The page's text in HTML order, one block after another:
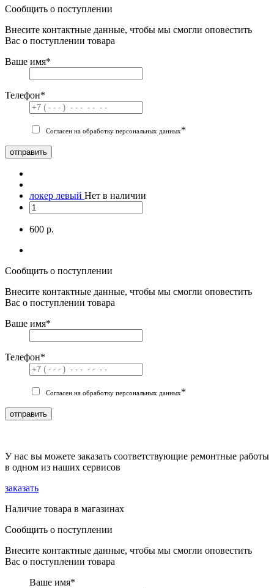
Сообщить о поступлении
Внесите контактные данные, чтобы мы смогли оповестить
Вас о поступлении товара
Ваше имя*
Телефон*
Согласен на обработку персональных данных*
отправить
локер левый Нет в наличии
600 р.
Сообщить о поступлении
Внесите контактные данные, чтобы мы смогли оповестить
Вас о поступлении товара
Ваше имя*
Телефон*
Согласен на обработку персональных данных*
отправить
У нас вы можете заказать соответствующие ремонтные работы
в одном из наших сервисов
заказать
Наличие товара в магазинах
Сообщить о поступлении
Внесите контактные данные, чтобы мы смогли оповестить
Вас о поступлении товара
Ваше имя*